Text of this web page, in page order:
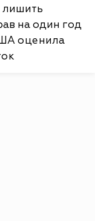
лишить
на один год
оценила